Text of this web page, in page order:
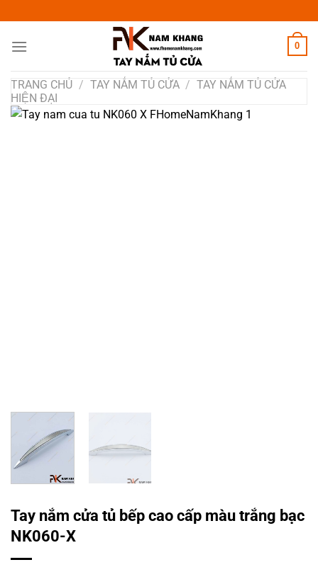
đến
nội
0
TRANG CHỦ / TAY NẮM TỦ CỬA / TAY NẮM TỦ CỬA
HIỆN ĐẠI
Tay nắm cửa tủ bếp cao cấp màu trắng bạc
NK060-X